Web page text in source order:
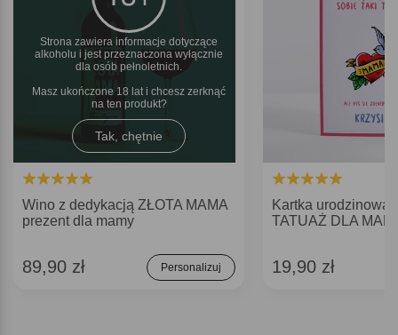
Strona zawiera informacje dotyczące
alkoholu i jest przeznaczona wyłącznie
dla osób pełnoletnich.
Masz ukończone 18 lat i chcesz zerknąć
na ten produkt
Tak, chętnie
Wino z dedykacją ZŁOTA MAMA
prezent dla mamy
89,90 zł Personalizuj
Kartka urodzinowa
TATUAŻ DLA
19,90 zł